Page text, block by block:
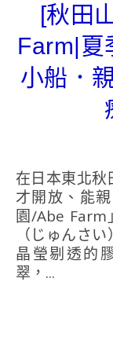
[秋田
Farm|夏
小船．
在日本東北秋田縣的山本郡三種町，有一處夏季
才開放、能
園/Abe Farm
（じゅんさ
晶瑩剔透的
翠，...